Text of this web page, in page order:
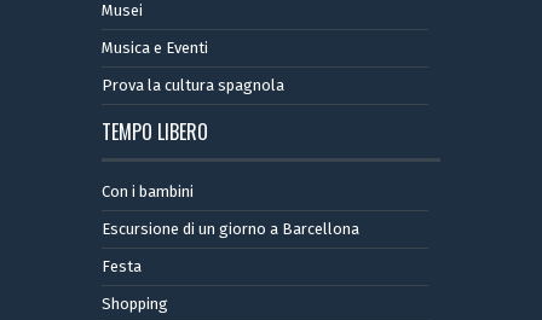
Musei
Musica e Eventi
Prova la cultura spagnola
TEMPO LIBERO
Con i bambini
Escursione di un giorno a Barcellona
Festa
Shopping